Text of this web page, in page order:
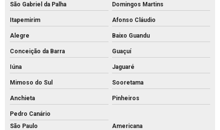
Pavimentação piso intertravado
Pavimento intertravado de concreto
Piso de concreto para calçada preço
Piso de concreto para calçada
Piso de concreto intertravado preço
Piso de concreto intertravado retangular
Piso de concreto valor
São Gabriel da Palha Domingos Martins
Itapemirim Afonso Cláudio
Alegre Baixo Guandu
Conceição da Barra Guaçuí
Iúna Jaguaré
Mimoso do Sul Sooretama
Anchieta Pinheiros
Pedro Canário
São Paulo
Americana